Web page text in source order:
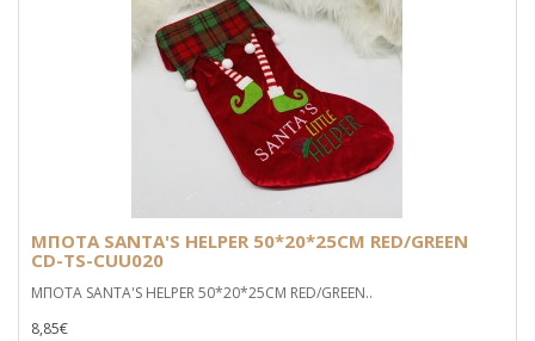
ΜΠΟΤΑ SANTA'S HELPER 50*20*25CM RED/GREEN
CD-TS-CUU020
ΜΠΟΤΑ SANTA'S HELPER 50*20*25CM RED/GREEN..
8,85€